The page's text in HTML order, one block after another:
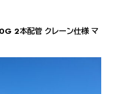
2本配管 クレーン仕様 マ